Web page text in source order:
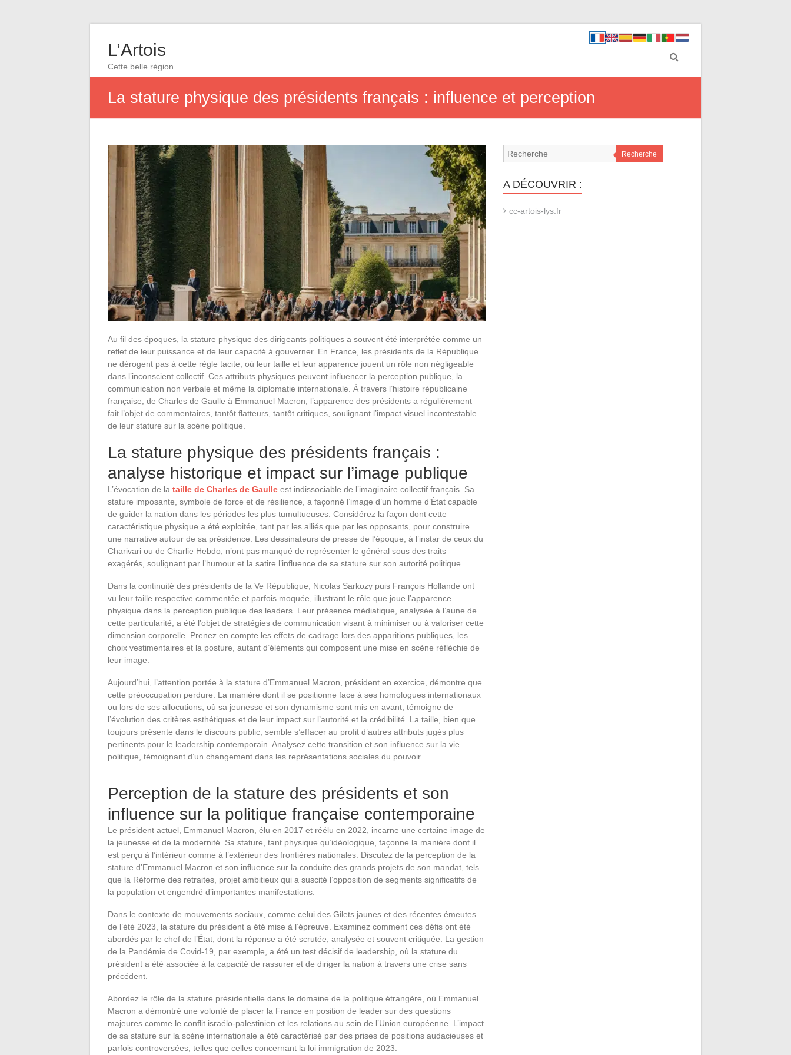
L’Artois
Cette belle région
La stature physique des présidents français : influence et perception
Au fil des époques, la stature physique des dirigeants politiques a souvent été interprétée comme un
reflet de leur puissance et de leur capacité à gouverner. En France, les présidents de la République
ne dérogent pas à cette règle tacite, où leur taille et leur apparence jouent un rôle non négligeable
dans l’inconscient collectif. Ces attributs physiques peuvent influencer la perception publique, la
communication non verbale et même la diplomatie internationale. À travers l’histoire républicaine
française, de Charles de Gaulle à Emmanuel Macron, l’apparence des présidents a régulièrement
fait l’objet de commentaires, tantôt flatteurs, tantôt critiques, soulignant l’impact visuel incontestable
de leur stature sur la scène politique.
La stature physique des présidents français :
analyse historique et impact sur l’image publique
L’évocation de la taille de Charles de Gaulle est indissociable de l’imaginaire collectif français. Sa
stature imposante, symbole de force et de résilience, a façonné l’image d’un homme d’État capable
de guider la nation dans les périodes les plus tumultueuses. Considérez la façon dont cette
caractéristique physique a été exploitée, tant par les alliés que par les opposants, pour construire
une narrative autour de sa présidence. Les dessinateurs de presse de l’époque, à l’instar de ceux du
Charivari ou de Charlie Hebdo, n’ont pas manqué de représenter le général sous des traits
exagérés, soulignant par l’humour et la satire l’influence de sa stature sur son autorité politique.
Dans la continuité des présidents de la Ve République, Nicolas Sarkozy puis François Hollande ont
vu leur taille respective commentée et parfois moquée, illustrant le rôle que joue l’apparence
physique dans la perception publique des leaders. Leur présence médiatique, analysée à l’aune de
cette particularité, a été l’objet de stratégies de communication visant à minimiser ou à valoriser cette
dimension corporelle. Prenez en compte les effets de cadrage lors des apparitions publiques, les
choix vestimentaires et la posture, autant d’éléments qui composent une mise en scène réfléchie de
leur image.
Aujourd’hui, l’attention portée à la stature d’Emmanuel Macron, président en exercice, démontre que
cette préoccupation perdure. La manière dont il se positionne face à ses homologues internationaux
ou lors de ses allocutions, où sa jeunesse et son dynamisme sont mis en avant, témoigne de
l’évolution des critères esthétiques et de leur impact sur l’autorité et la crédibilité. La taille, bien que
toujours présente dans le discours public, semble s’effacer au profit d’autres attributs jugés plus
pertinents pour le leadership contemporain. Analysez cette transition et son influence sur la vie
politique, témoignant d’un changement dans les représentations sociales du pouvoir.
Perception de la stature des présidents et son
influence sur la politique française contemporaine
Le président actuel, Emmanuel Macron, élu en 2017 et réélu en 2022, incarne une certaine image de
la jeunesse et de la modernité. Sa stature, tant physique qu’idéologique, façonne la manière dont il
est perçu à l’intérieur comme à l’extérieur des frontières nationales. Discutez de la perception de la
stature d’Emmanuel Macron et son influence sur la conduite des grands projets de son mandat, tels
que la Réforme des retraites, projet ambitieux qui a suscité l’opposition de segments significatifs de
la population et engendré d’importantes manifestations.
Dans le contexte de mouvements sociaux, comme celui des Gilets jaunes et des récentes émeutes
de l’été 2023, la stature du président a été mise à l’épreuve. Examinez comment ces défis ont été
abordés par le chef de l’État, dont la réponse a été scrutée, analysée et souvent critiquée. La gestion
de la Pandémie de Covid-19, par exemple, a été un test décisif de leadership, où la stature du
président a été associée à la capacité de rassurer et de diriger la nation à travers une crise sans
précédent.
Abordez le rôle de la stature présidentielle dans le domaine de la politique étrangère, où Emmanuel
Macron a démontré une volonté de placer la France en position de leader sur des questions
majeures comme le conflit israélo-palestinien et les relations au sein de l’Union européenne. L’impact
de sa stature sur la scène internationale a été caractérisé par des prises de positions audacieuses et
parfois controversées, telles que celles concernant la loi immigration de 2023.
Recherche
A DÉCOUVRIR :
cc-artois-lys.fr